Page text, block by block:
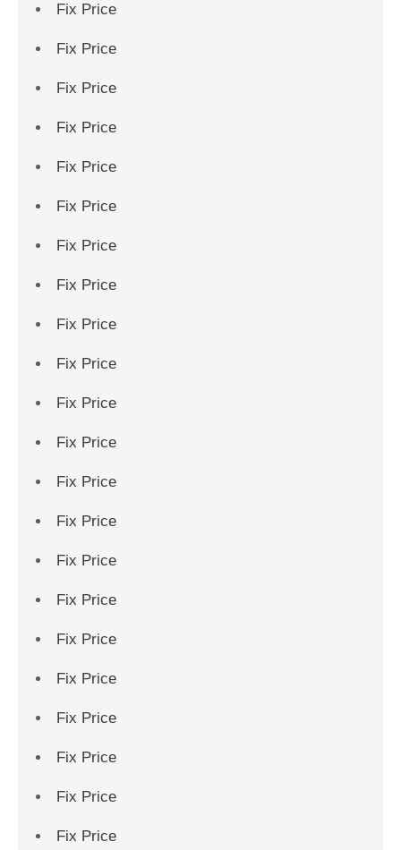
Fix Price
Fix Price
Fix Price
Fix Price
Fix Price
Fix Price
Fix Price
Fix Price
Fix Price
Fix Price
Fix Price
Fix Price
Fix Price
Fix Price
Fix Price
Fix Price
Fix Price
Fix Price
Fix Price
Fix Price
Fix Price
Fix Price